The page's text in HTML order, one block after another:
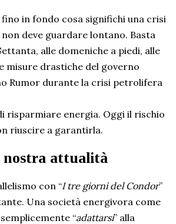
in fondo cosa significhi una crisi
deve guardare lontano. Basta
alle domeniche a piedi, alle
misure drastiche del governo
Rumor durante la crisi petrolifera
risparmiare energia. Oggi il rischio
riuscire a garantirla.
attualità
con “I tre giorni del Condor”
Una società energivora come
“adattarsi” alla